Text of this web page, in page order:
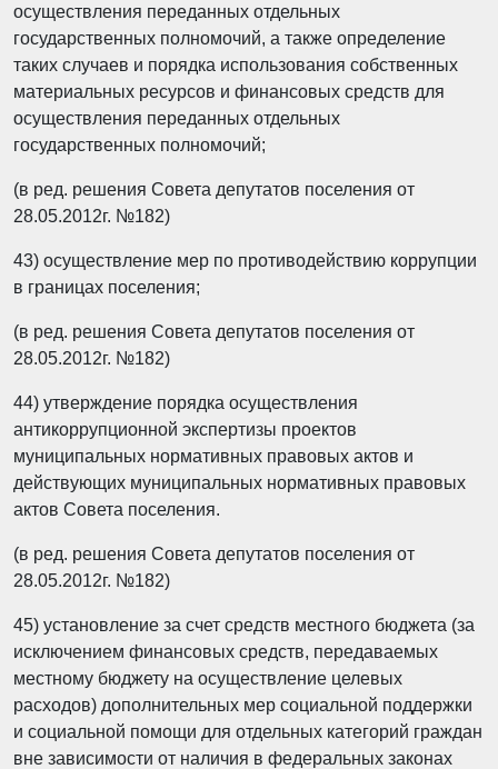
осуществления переданных отдельных
государственных полномочий, а также определение
таких случаев и порядка использования собственных
материальных ресурсов и финансовых средств для
осуществления переданных отдельных
государственных полномочий;
(в ред. решения Совета депутатов поселения от
28.05.2012г. №182)
43) осуществление мер по противодействию коррупции
в границах поселения;
(в ред. решения Совета депутатов поселения от
28.05.2012г. №182)
44) утверждение порядка осуществления
антикоррупционной экспертизы проектов
муниципальных нормативных правовых актов и
действующих муниципальных нормативных правовых
актов Совета поселения.
(в ред. решения Совета депутатов поселения от
28.05.2012г. №182)
45) установление за счет средств местного бюджета (за
исключением финансовых средств, передаваемых
местному бюджету на осуществление целевых
расходов) дополнительных мер социальной поддержки
и социальной помощи для отдельных категорий граждан
вне зависимости от наличия в федеральных законах